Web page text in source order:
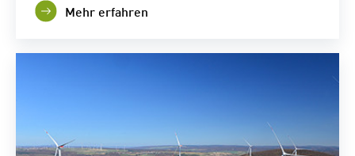
Mehr erfahren